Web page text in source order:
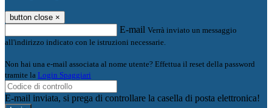
button close ×
E-mail Verrà inviato un messaggio
all'indirizzo indicato con le istruzioni necessarie.
Non hai una e-mail associata al nome utente? Effettua il reset della password
tramite la Login Spaggiari
E-mail inviata, si prega di controllare la casella di posta elettronica!